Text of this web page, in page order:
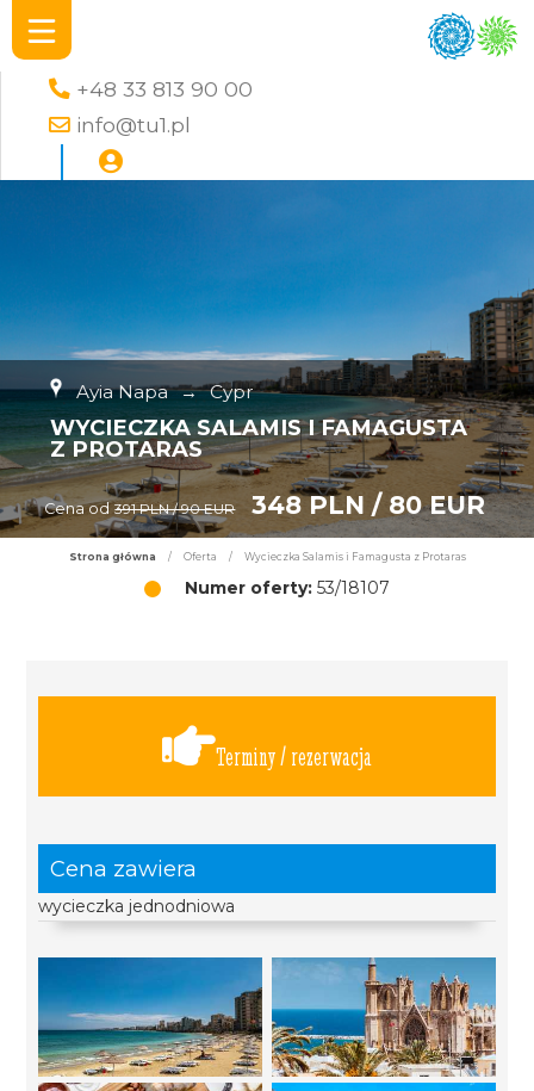
+48 33 813 90 00
info@tu1.pl
Ayia Napa → Cypr
WYCIECZKA SALAMIS I FAMAGUSTA
Z PROTARAS
Cena od 391 PLN / 90 EUR 348 PLN / 80 EUR
Strona główna / Oferta / Wycieczka Salamis i Famagusta z Protaras
Numer oferty: 53/18107
Terminy / rezerwacja
Cena zawiera
wycieczka jednodniowa